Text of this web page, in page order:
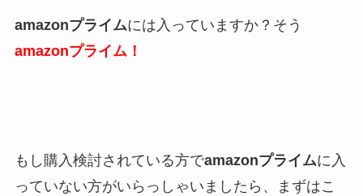
amazonプライムには入っていますか？そう
amazonプライム！
もし購入検討されている方でamazonプライムに入
っていない方がいらっしゃいましたら、まずはこ